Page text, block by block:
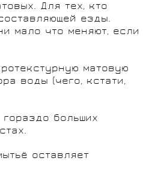
Для тех, кто
езды.
мало что меняют, если
матовую
воды (чего, кстати,
больших
оставляет